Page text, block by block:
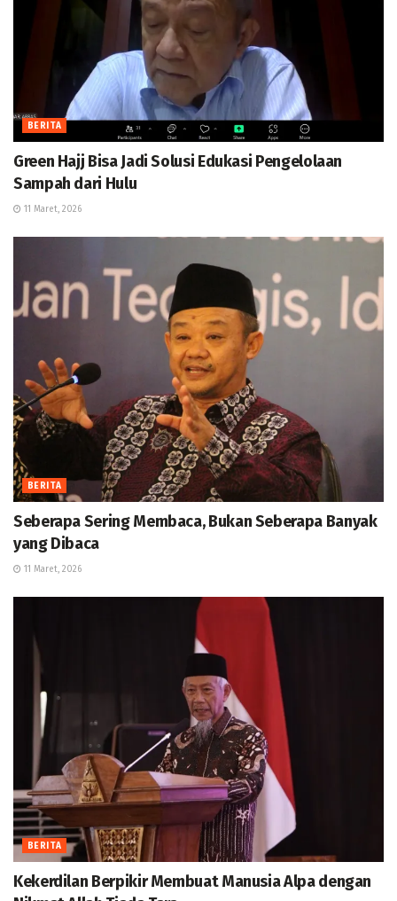
BERITA
Green Hajj Bisa Jadi Solusi Edukasi Pengelolaan
Sampah dari Hulu
11 Maret, 2026
BERITA
Seberapa Sering Membaca, Bukan Seberapa Banyak
yang Dibaca
11 Maret, 2026
BERITA
Kekerdilan Berpikir Membuat Manusia Alpa dengan